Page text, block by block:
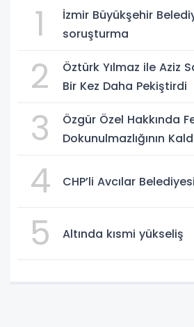
1
İzmir Büyükşehir
soruşturma
2
Öztürk Yılmaz ile Aziz
Bir Kez Daha Pekiştirdi
3
Özgür Özel Hakkında
Dokunulmazlığının
4 CHP’li Avcılar
5 Altında kısmi yükseliş